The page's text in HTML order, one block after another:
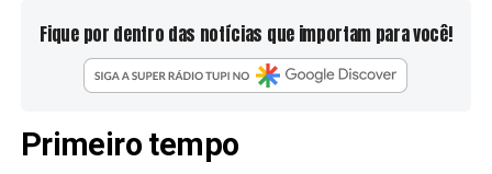
Fique por dentro das notícias que importam para você!
Primeiro tempo